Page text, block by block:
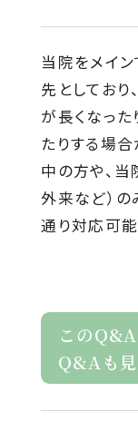
当院をメイ
先としてお
が長くなった
たりする場合
中の方や、
外来など）
通り対応可能
この
Q&Aも